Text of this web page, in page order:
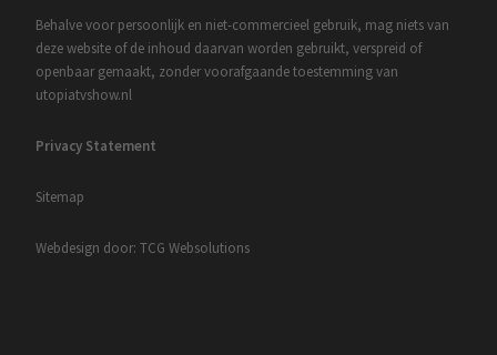
Behalve voor persoonlijk en niet-commercieel gebruik, mag niets van
deze website of de inhoud daarvan worden gebruikt, verspreid of
openbaar gemaakt, zonder voorafgaande toestemming van
utopiatvshow.nl
Privacy Statement
Sitemap
Webdesign door: TCG Websolutions